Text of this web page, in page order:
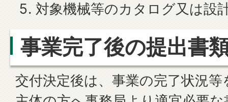
対象機械等のカタログ又は設
事業完了後の提出書
交付決定後は、事業の完了状況